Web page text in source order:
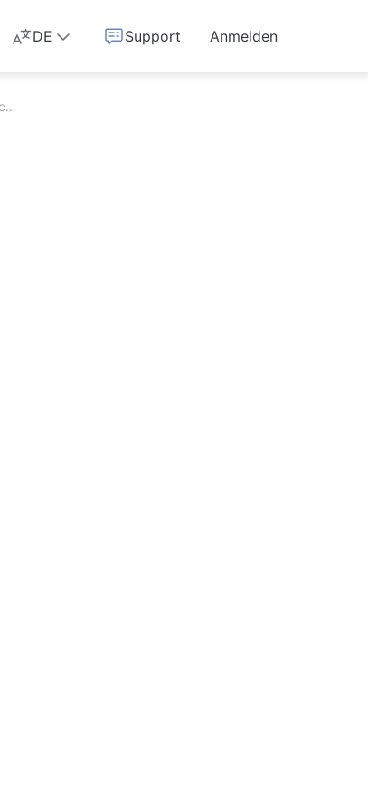
DE Support Anmelden
Was passiert, wenn ich eine E-Mail, die von Temp-Mail weitergeleitet wurde, als Spam markiere?